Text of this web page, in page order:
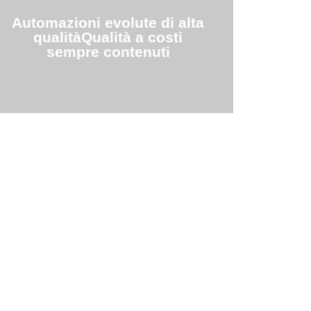
Automazioni evolute di alta
qualitàQualità a costi
sempre contenuti
soluzioni personalizzate ideali per
incrementare qualità, efficienza, competitività
e redditività sul mercato